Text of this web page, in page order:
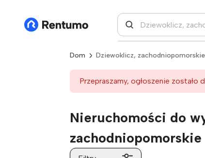
Dom Dziewoklicz, zachodniopomorskie
Przepraszamy, ogłoszenie
Nieruchomości do
zachodniopomorskie